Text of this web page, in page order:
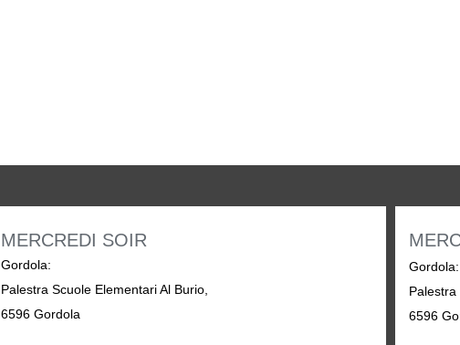
MERCREDI SOIR
Gordola:
Palestra Scuole Elementari Al Burio,
6596 Gordola
Gordola:
Palestra
6596